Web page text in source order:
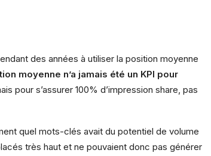
des années à utiliser la position moyenne
moyenne n’a jamais été un KPI pour
pour s’assurer 100% d’impression share, pas
quel mots-clés avait du potentiel de volume
très haut et ne pouvaient donc pas générer